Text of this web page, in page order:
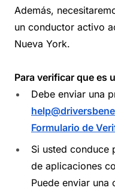
Además,
un conductor activo
Nueva York.
Para verificar que es
Debe enviar una
Formulario de
Si usted conduce
de aplicaciones
Puede enviar una